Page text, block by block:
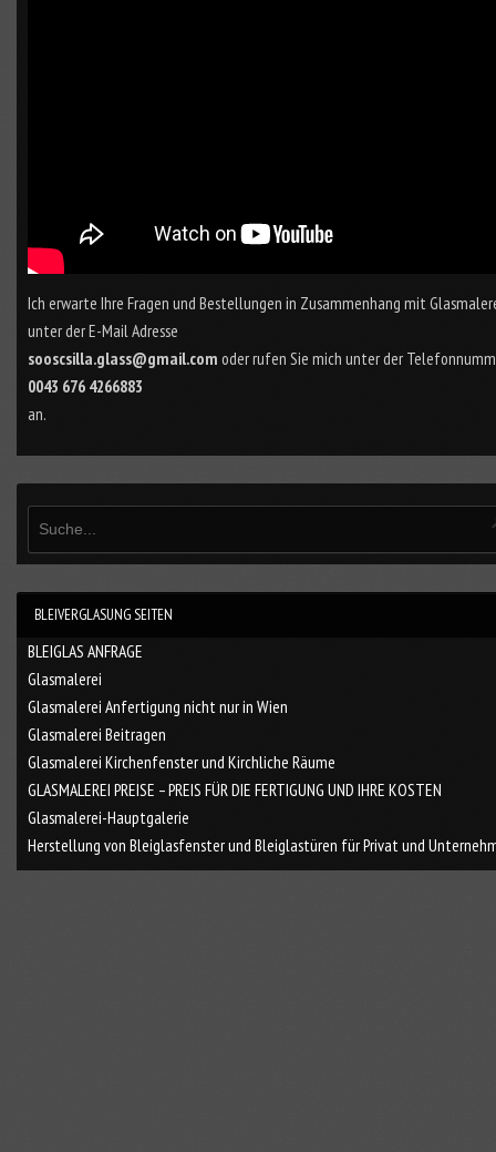
Ich erwarte Ihre Fragen und Bestellungen in Zusammenhang mit
unter der E-Mail Adresse
sooscsilla.glass@gmail.com oder rufen Sie mich unter der
0043 676 4266883
an.
BLEIVERGLASUNG SEITEN
BLEIGLAS ANFRAGE
Glasmalerei
Glasmalerei Anfertigung nicht nur in Wien
Glasmalerei Beitragen
Glasmalerei Kirchenfenster und Kirchliche Räume
GLASMALEREI PREISE – PREIS FÜR DIE FERTIGUNG UND IHRE KOSTEN
Glasmalerei-Hauptgalerie
Herstellung von Bleiglasfenster und Bleiglastüren für Privat und